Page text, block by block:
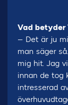
Vad betyder
– Det är ju
man säger
mig hit. Jag
innan de tog
intresserad